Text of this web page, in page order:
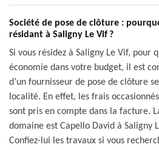
Société de pose de clôture :
résidant à Saligny Le Vif ?
Si vous résidez à Saligny Le Vif, pour
économie dans votre budget, il est
d’un fournisseur de pose de clôture
localité. En effet, les frais
sont pris en compte dans la facture.
domaine est Capello David à Saligny
Confiez-lui les travaux si vous